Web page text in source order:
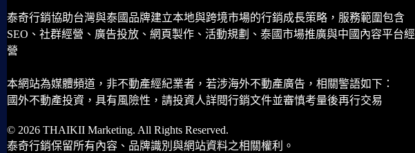
泰奇行銷協助台灣與泰國品牌建立本地與跨境市場的行銷成長策略，服務範圍包含
SEO、社群經營、廣告投放、網頁製作、活動規劃、泰國市場推廣與中國內容平台經
營
本網站為媒體頻道，非不動產經紀業者，若涉海外不動產廣告，相關警語如下：
國外不動產投資，具有風險性，請投資人詳閱行銷文件並審慎考量後再行交易
© 2026 THAIKII Marketing. All Rights Reserved.
泰奇行銷保留所有內容、品牌識別與網站資料之相關權利。